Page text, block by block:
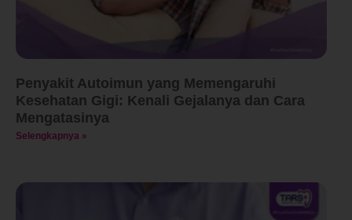
Penyakit Autoimun yang Memengaruhi
Kesehatan Gigi: Kenali Gejalanya dan Cara
Mengatasinya
Selengkapnya »